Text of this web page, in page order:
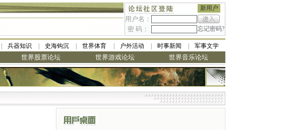
新用户
用户名：
密 码：
忘记密码?
兵器知识 史海钩沉 世界体育 户外活动 时事新闻 军事文学
世界股票论坛 世界游戏论坛 世界音乐论坛